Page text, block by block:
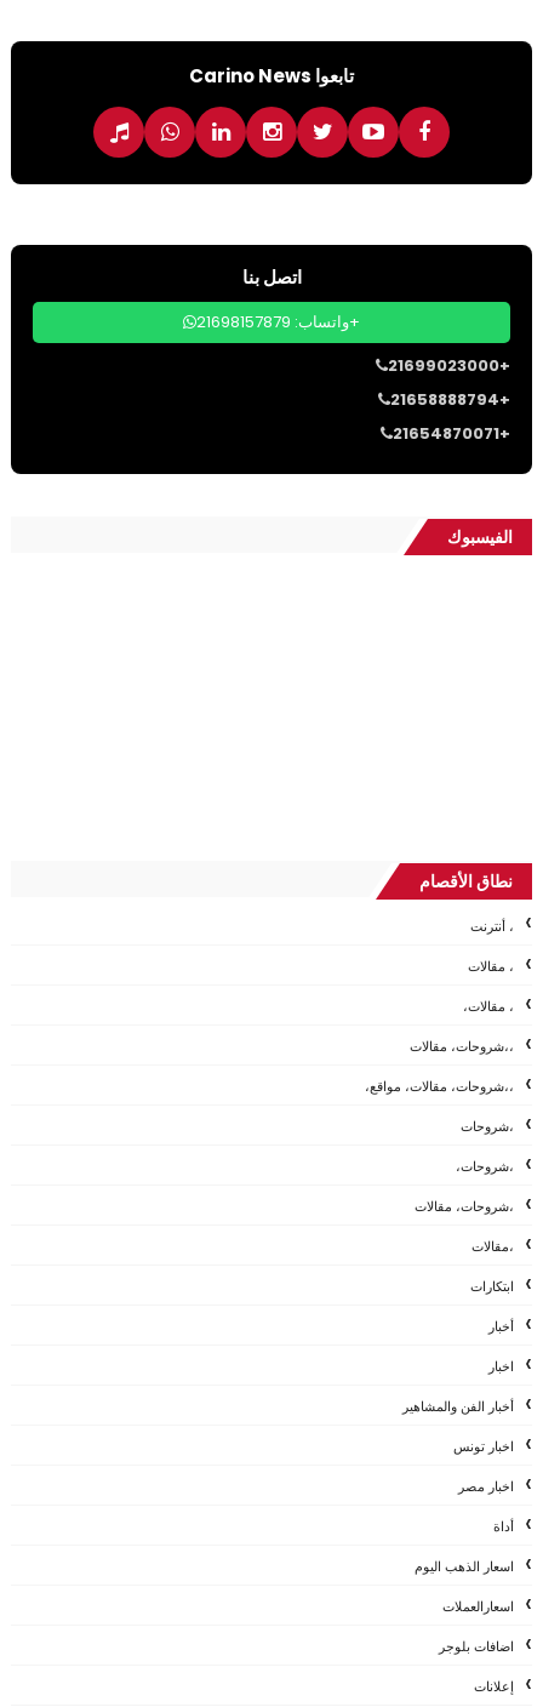
تابعوا Carino News
اتصل بنا
واتساب: 21698157879+
21699023000+
21658888794+
21654870071+
الفيسبوك
نطاق الأقصام
، أنترنت
، مقالات
، مقالات،
،،شروحات، مقالات
،،شروحات، مقالات، مواقع،
،شروحات
،شروحات،
،شروحات، مقالات
،مقالات
ابتكارات
أخبار
اخبار
أخبار الفن والمشاهير
اخبار تونس
اخبار مصر
أداة
اسعار الذهب اليوم
اسعارالعملات
اضافات بلوجر
إعلانات